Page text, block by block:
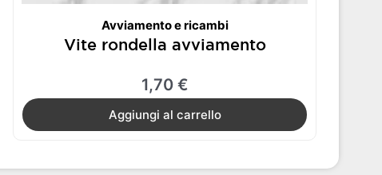
Avviamento e ricambi
Vite rondella avviamento
1,70 €
Aggiungi al carrello